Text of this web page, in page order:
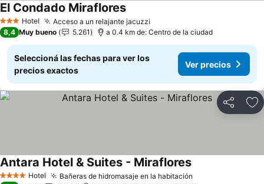
3 Estrellas
Hotel Acceso a un relajante jacuzzi
El Condado Miraflores
8,4 Muy bueno 5.261 a 0.4 km de: Centro de la ciudad
Seleccioná las fechas para ver los
precios exactos
Ver precios
Compartir
4 EstrellasHotel Bañeras de hidromasaje en la habitación
Antara Hotel & Suites - Miraflores